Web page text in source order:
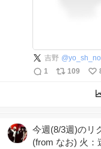
吉野 @yo_sh_no
1
109
今週(8/3週)のリ
(from なお) 火：